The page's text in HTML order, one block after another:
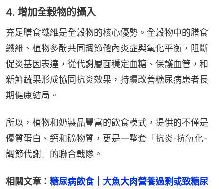
4. 增加全穀物的攝入
充足膳食纖維是全穀物的核心優勢。全穀物中的膳食
纖維、植物多酚共同調節體內炎症與氧化平衡，阻斷
促炎基因表達，從代謝層面穩定血糖、保護血管，和
新鮮蔬果形成協同抗炎效果，持續改善糖尿病患者長
期健康結局。
所以，植物和奶製品豐富的飲食模式，提供的不僅是
優質蛋白、鈣和礦物質，更是一整套「抗炎-抗氧化-
調節代謝」的聯合戰隊。
相關文章： 糖尿病飲食｜大魚大肉營養過剩或致糖尿